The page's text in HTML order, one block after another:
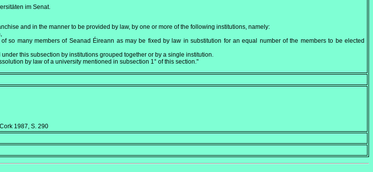
im Senat.
and in the manner to be provided by law, by one or more of the following institutions, namely:
so many members of Seanad Éireann as may be fixed by law in substitution for an equal number of the members to be elected
this subsection by institutions grouped together or by a single institution.
by law of a university mentioned in subsection 1° of this section."
1987, S. 290